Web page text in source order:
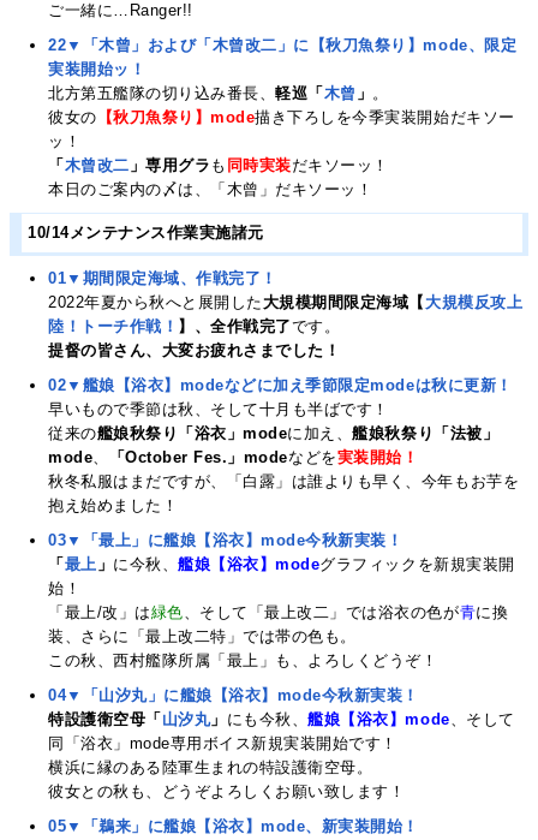
ご一緒に…Ranger!!
22▼「木曾」および「木曾改二」に【秋刀魚祭り】mode、限定
実装開始ッ！
北方第五艦隊の切り込み番長、軽巡「 木曾 」 。
彼女の 【秋刀魚祭り】mode描き下ろしを今季実装開始だキソー
ッ！
「 木曾改二 」専用グラ も 同時実装だキソーッ！
本日のご案内の〆は、「木曾」だキソーッ！
10/14メンテナンス作業実施諸元
01▼期間限定海域、作戦完了！
2022年夏から秋へと展開した大規模期間限定海域【大規模反攻上
陸！トーチ作戦！ 】、全作戦完了です。
提督の皆さん、大変お疲れさまでした！
02▼艦娘【浴衣】modeなどに加え季節限定modeは秋に更新！
早いもので季節は秋、そして十月も半ばです！
従来の艦娘秋祭り「浴衣」modeに加え、艦娘秋祭り「法被」
mode
「October Fes.」modeなどを実装開始！
秋冬私服はまだですが、「白露」は誰よりも早く、今年もお芋を
抱え始めました！
03▼「最上」に艦娘【浴衣】mode今秋新実装！
「 最上 」 に今秋、艦娘【浴衣】modeグラフィックを新規実装開
始！
「最上/改」は緑色 、そして「最上改二」では浴衣の色が青に換
装、さらに「最上改二特」では帯の色も。
この秋、西村艦隊所属「最上」も、よろしくどうぞ！
04▼「山汐丸」に艦娘【浴衣】mode今秋新実装！
特設護衛空母「 山汐丸」 にも今秋、艦娘【浴衣】mode、そして
同「浴衣」mode専用ボイス新規実装開始です！
横浜に縁のある陸軍生まれの特設護衛空母。
彼女との秋も、どうぞよろしくお願い致します！
05▼「鵜来」に艦娘【浴衣】mode、新実装開始！